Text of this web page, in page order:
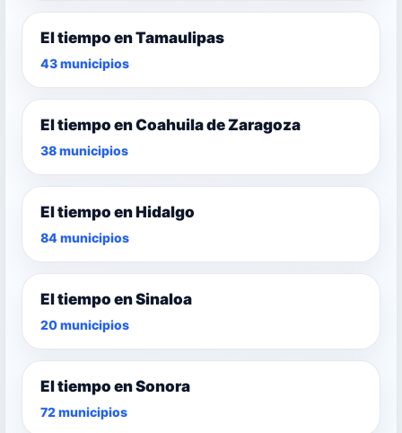
El tiempo en Tamaulipas
43 municipios
El tiempo en Coahuila de Zaragoza
38 municipios
El tiempo en Hidalgo
84 municipios
El tiempo en Sinaloa
20 municipios
El tiempo en Sonora
72 municipios